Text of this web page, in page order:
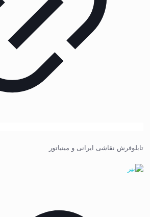
تابلوفرش نقاشی ایرانی و مینیاتور